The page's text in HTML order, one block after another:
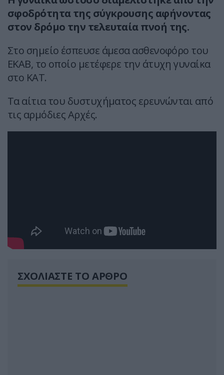
σφοδρότητα της σύγκρουσης αφήνοντας
στον δρόμο την τελευταία πνοή της.
Στο σημείο έσπευσε άμεσα ασθενοφόρο του
ΕΚΑΒ, το οποίο μετέφερε την άτυχη γυναίκα
στο ΚΑΤ.
Τα αίτια του δυστυχήματος ερευνώνται από
τις αρμόδιες Αρχές.
ΣΧΟΛΙΑΣΤΕ ΤΟ ΑΡΘΡΟ